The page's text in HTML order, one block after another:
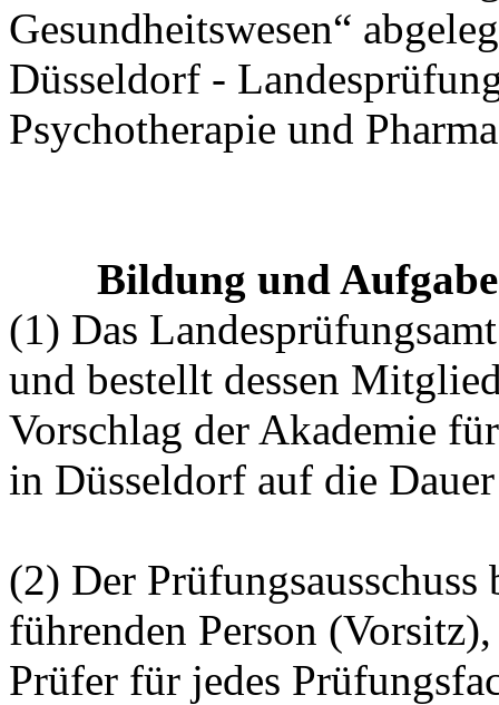
Gesundheitswesen“
Düsseldorf -
Psychotherapie und
Bildung und
(1) Das
und bestellt dessen
Vorschlag der Akademie
in Düsseldorf auf die
(2) Der Prüfungsausschuss
führenden Person
Prüfer für jedes